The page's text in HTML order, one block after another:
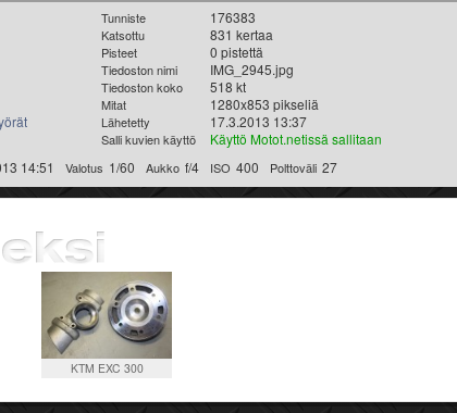
Tunniste 176383
Katsottu 831 kertaa
Pisteet 0 pistettä
Tiedoston nimi IMG_2945.jpg
Tiedoston koko 518 kt
Mitat 1280x853 pikseliä
Lähetetty 17.3.2013 13:37
Salli kuvien käyttö Käyttö Motot.netissä sallitaan
14:51 Valotus 1/60 Aukko f/4 ISO 400 Polttoväli 27
KTM EXC 300